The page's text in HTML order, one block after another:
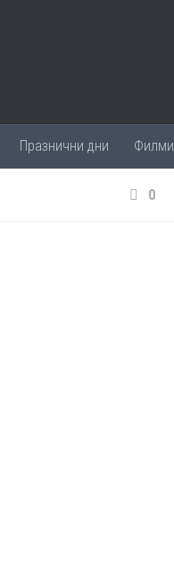
Празнични дни Филми
0